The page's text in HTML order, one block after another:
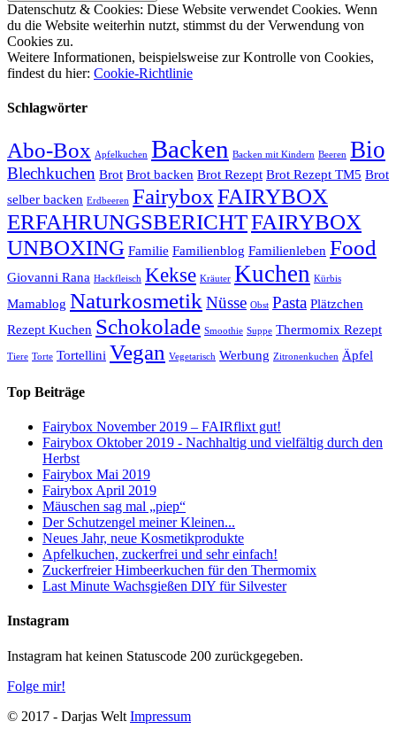
Datenschutz & Cookies: Diese Website verwendet Cookies. Wenn
du die Website weiterhin nutzt, stimmst du der Verwendung von
Cookies zu.
Weitere Informationen, beispielsweise zur Kontrolle von Cookies,
findest du hier: Cookie-Richtlinie
Schlagwörter
Abo-Box Apfelkuchen Backen Backen mit Kindern Beeren Bio
Blechkuchen Brot Brot backen Brot Rezept Brot Rezept TM5 Brot
selber backen Erdbeeren FairyboxFAIRYBOX
ERFAHRUNGSBERICHTFAIRYBOX
UNBOXING Familie Familienblog Familienleben Food
Giovanni Rana Hackfleisch Kekse Kräuter Kuchen Kürbis
Mamablog Naturkosmetik Nüsse Obst Pasta Plätzchen
Rezept Kuchen Schokolade Smoothie Suppe Thermomix Rezept
Tiere Torte Tortellini Vegan Vegetarisch Werbung Zitronenkuchen Äpfel
Top Beiträge
Fairybox November 2019 – FAIRflixt gut!
Fairybox Oktober 2019 - Nachhaltig und vielfältig durch den
Herbst
Fairybox Mai 2019
Fairybox April 2019
Mäuschen sag mal „piep“
Der Schutzengel meiner Kleinen...
Neues Jahr, neue Kosmetikprodukte
Apfelkuchen, zuckerfrei und sehr einfach!
Zuckerfreier Himbeerkuchen für den Thermomix
Last Minute Wachsgießen DIY für Silvester
Instagram
Instagram hat keinen Statuscode 200 zurückgegeben.
Folge mir!
© 2017 - Darjas Welt Impressum